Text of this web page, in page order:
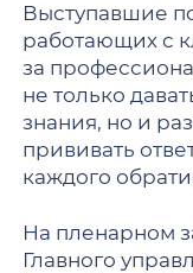
Выступавшие
работающих с
за
не только
знания, но и
прививать
каждого
На пленарном
Главного